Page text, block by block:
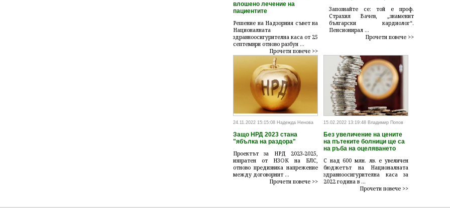
влошено лечение на
пациентите
Решение на Надзорния съвет на
Националната
здравноосигурителна каса от 25
септември отново разбун ...
Прочети повече >>
Запознайте се: той е проф.
Страхил Вачев, „знаменит
български кардиолог“.
Пенсионирал ...
Прочети повече >>
24.11.2022 15:15:08 Надежда Ненова
Защо НРД 2023 стана
"ябълка на раздора"
Проектът за НРД 2023-2025,
изпратен от НЗОК на БЛС,
отново предизвика напрежение
между договорнит ...
Прочети повече >>
15.02.2022 13:19:48 Владимир Попов
Без увеличение на цените
на пътеките болници ще са
на ръба на оцеляването
С над 600 млн. лв. е увеличен
бюджетът на Националната
здравноосигурителна каса за
2022 година в ...
Прочети повече >>